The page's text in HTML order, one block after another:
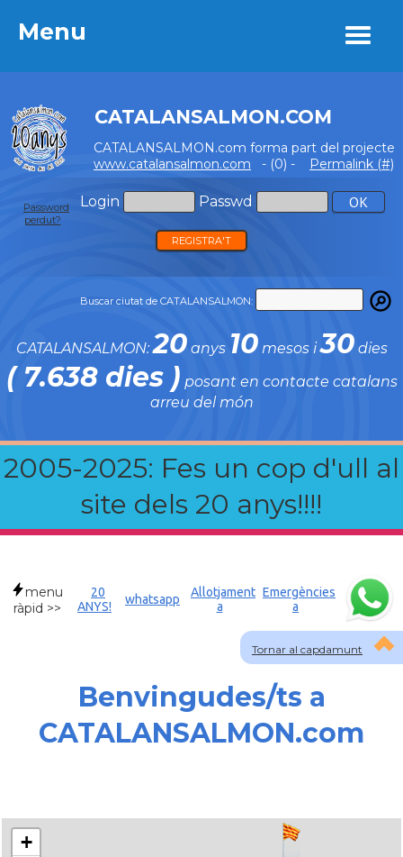
Menu
CATALANSALMON.COM
CATALANSALMON.com forma part del projecte
www.catalansalmon.com - (0) - Permalink (#)
Login Passwd
Password
perdut?
REGISTRA'T
Buscar ciutat de CATALANSALMON:
CATALANSALMON:20anys 10mesos i30dies
( 7.638 dies ) posant en contacte catalans
arreu del món
2005-2025: Fes un cop d'ull al
site dels 20 anys!!!!
Menu
Tornar al capdamunt
menu
ràpid >>
20
ANYS!
whatsapp
Allotjament
a
Emergències
a
Benvingudes/ts a
CATALANSALMON.com
+